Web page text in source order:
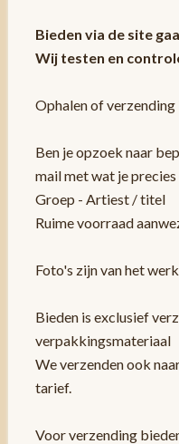
Bieden via de site
Wij testen en
Ophalen of verzending
Ben je opzoek naar
mail met wat je precies
Groep - Artiest / titel
Ruime voorraad
Foto's zijn van het
Bieden is exclusief
verpakkingsmateriaal
We verzenden ook
tarief.
Voor verzending